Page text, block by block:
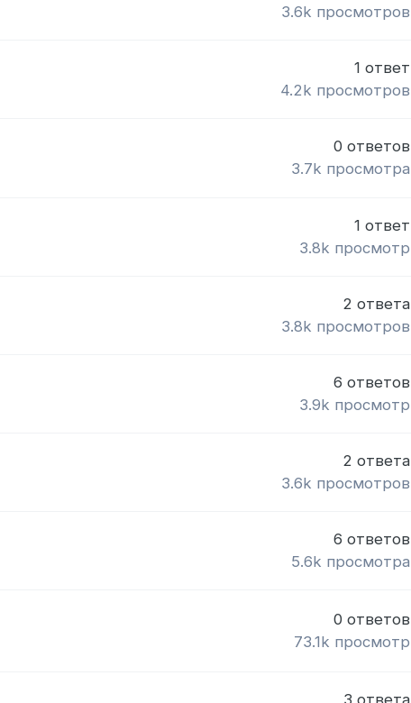
3.6k просмотров
1 ответ
4.2k просмотров
0 ответов
3.7k просмотра
1 ответ
3.8k просмотр
2 ответа
3.8k просмотров
6 ответов
3.9k просмотр
2 ответа
3.6k просмотров
6 ответов
5.6k просмотра
0 ответов
73.1k просмотр
3 ответа